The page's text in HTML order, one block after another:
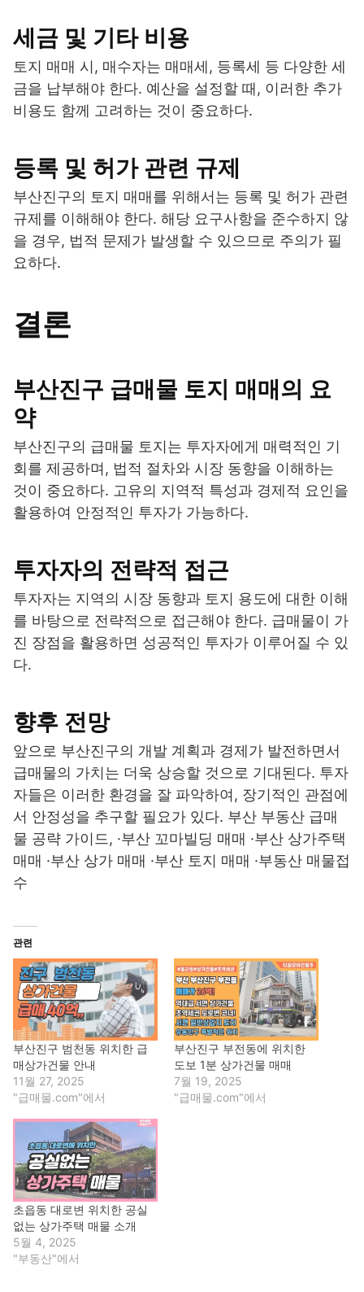
세금 및 기타 비용
토지 매매 시, 매수자는 매매세, 등록세 등 다양한 세
금을 납부해야 한다. 예산을 설정할 때, 이러한 추가
비용도 함께 고려하는 것이 중요하다.
등록 및 허가 관련 규제
부산진구의 토지 매매를 위해서는 등록 및 허가 관련
규제를 이해해야 한다. 해당 요구사항을 준수하지 않
을 경우, 법적 문제가 발생할 수 있으므로 주의가 필
요하다.
결론
부산진구 급매물 토지 매매의 요
약
부산진구의 급매물 토지는 투자자에게 매력적인 기
회를 제공하며, 법적 절차와 시장 동향을 이해하는
것이 중요하다. 고유의 지역적 특성과 경제적 요인을
활용하여 안정적인 투자가 가능하다.
투자자의 전략적 접근
투자자는 지역의 시장 동향과 토지 용도에 대한 이해
를 바탕으로 전략적으로 접근해야 한다. 급매물이 가
진 장점을 활용하면 성공적인 투자가 이루어질 수 있
다.
향후 전망
앞으로 부산진구의 개발 계획과 경제가 발전하면서
급매물의 가치는 더욱 상승할 것으로 기대된다. 투자
자들은 이러한 환경을 잘 파악하여, 장기적인 관점에
서 안정성을 추구할 필요가 있다. 부산 부동산 급매
물 공략 가이드, ·부산 꼬마빌딩 매매 ·부산 상가주택
매매 ·부산 상가 매매 ·부산 토지 매매 ·부동산 매물접
수
관련
부산진구 범천동 위치한 급
매상가건물 안내
11월 27, 2025
"급매물.com"에서
부산진구 부전동에 위치한
도보 1분 상가건물 매매
7월 19, 2025
"급매물.com"에서
초읍동 대로변 위치한 공실
없는 상가주택 매물 소개
5월 4, 2025
"부동산"에서